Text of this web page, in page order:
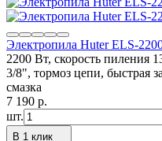
Электропила Huter ELS-
2200 Вт, скорость пиления
3/8", тормоз цепи, быстрая
смазка
7 190 p.
шт.
В 1 клик